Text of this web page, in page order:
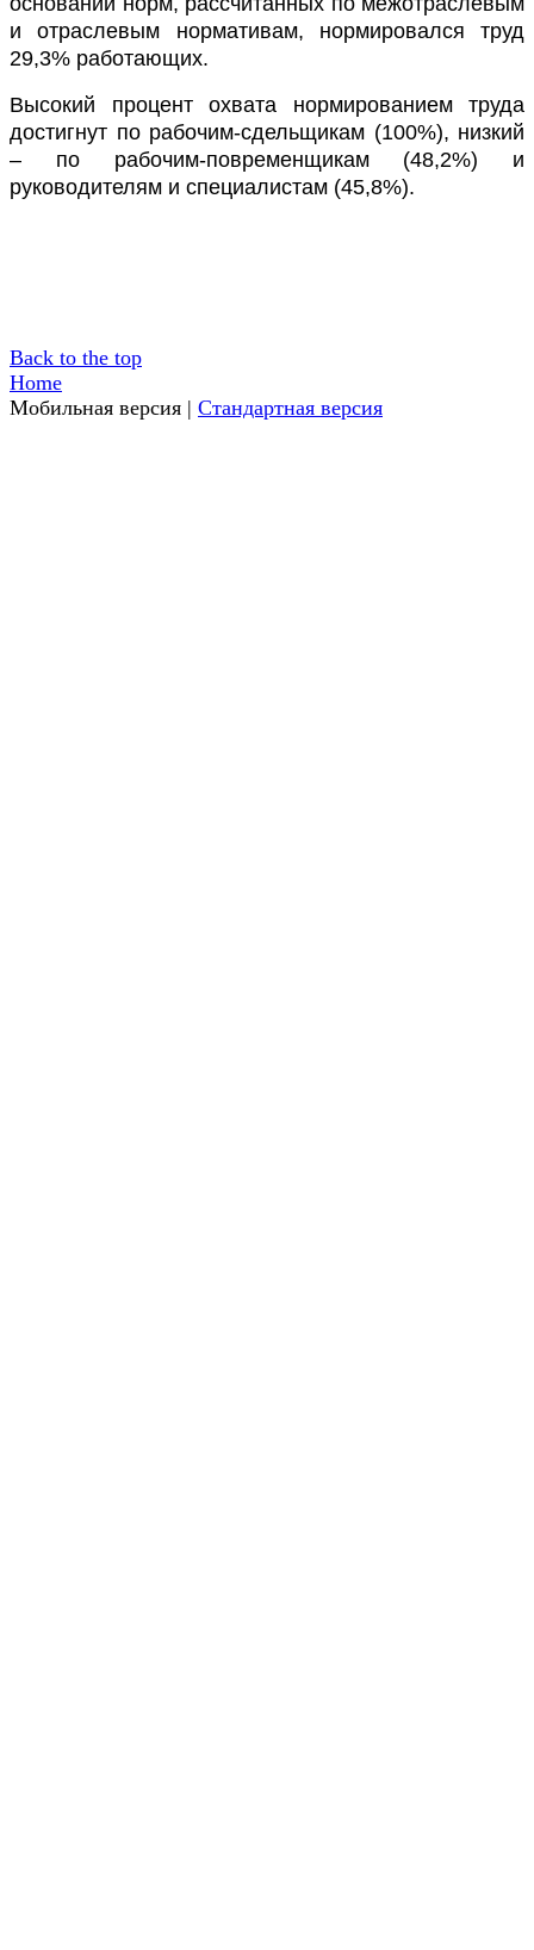
и отраслевым нормативам, нормировался труд
29,3% работающих.
Высокий процент охвата нормированием труда
достигнут по рабочим-сдельщикам (100%), низкий
– по рабочим-повременщикам (48,2%) и
руководителям и специалистам (45,8%).
Back to the top
Home
Мобильная версия | Стандартная версия